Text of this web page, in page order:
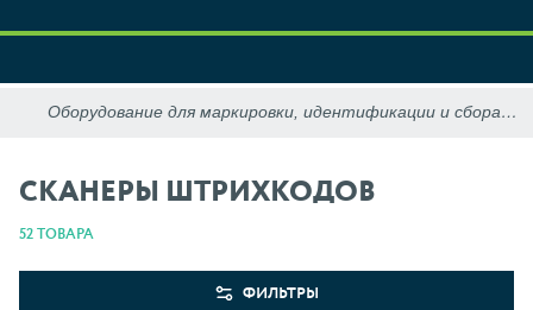
СКАНЕРЫ ШТРИХКОДОВ
52 ТОВАРА
ФИЛЬТРЫ